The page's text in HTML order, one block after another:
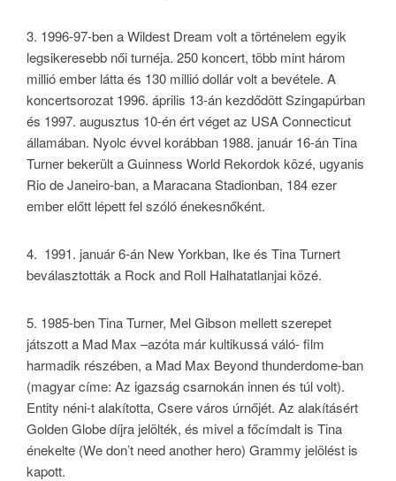
3. 1996-97-ben a Wildest Dream volt a történelem egyik
legsikeresebb női turnéja. 250 koncert, több mint három
millió ember látta és 130 millió dollár volt a bevétele. A
koncertsorozat 1996. április 13-án kezdődött Szingapúrban
és 1997. augusztus 10-én ért véget az USA Connecticut
államában. Nyolc évvel korábban 1988. január 16-án Tina
Turner bekerült a Guinness World Rekordok közé, ugyanis
Rio de Janeiro-ban, a Maracana Stadionban, 184 ezer
ember előtt lépett fel szóló énekesnőként.
4. 1991. január 6-án New Yorkban, Ike és Tina Turnert
beválasztották a Rock and Roll Halhatatlanjai közé.
5. 1985-ben Tina Turner, Mel Gibson mellett szerepet
játszott a Mad Max –azóta már kultikussá váló- film
harmadik részében, a Mad Max Beyond thunderdome-ban
(magyar címe: Az igazság csarnokán innen és túl volt).
Entity néni-t alakította, Csere város úrnőjét. Az alakításért
Golden Globe díjra jelölték, és mivel a főcímdalt is Tina
énekelte (We don’t need another hero) Grammy jelölést is
kapott.